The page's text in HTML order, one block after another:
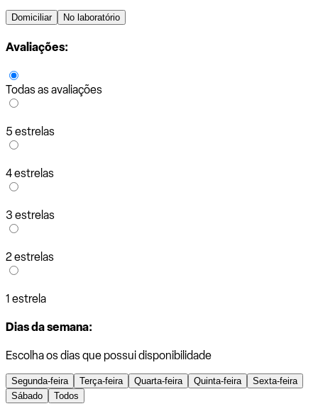
Domiciliar No laboratório
Avaliações:
Todas as avaliações
5 estrelas
4 estrelas
3 estrelas
2 estrelas
1 estrela
Dias da semana:
Escolha os dias que possui disponibilidade
Segunda-feira Terça-feira Quarta-feira Quinta-feira
Sexta-feira
Sábado
Todos